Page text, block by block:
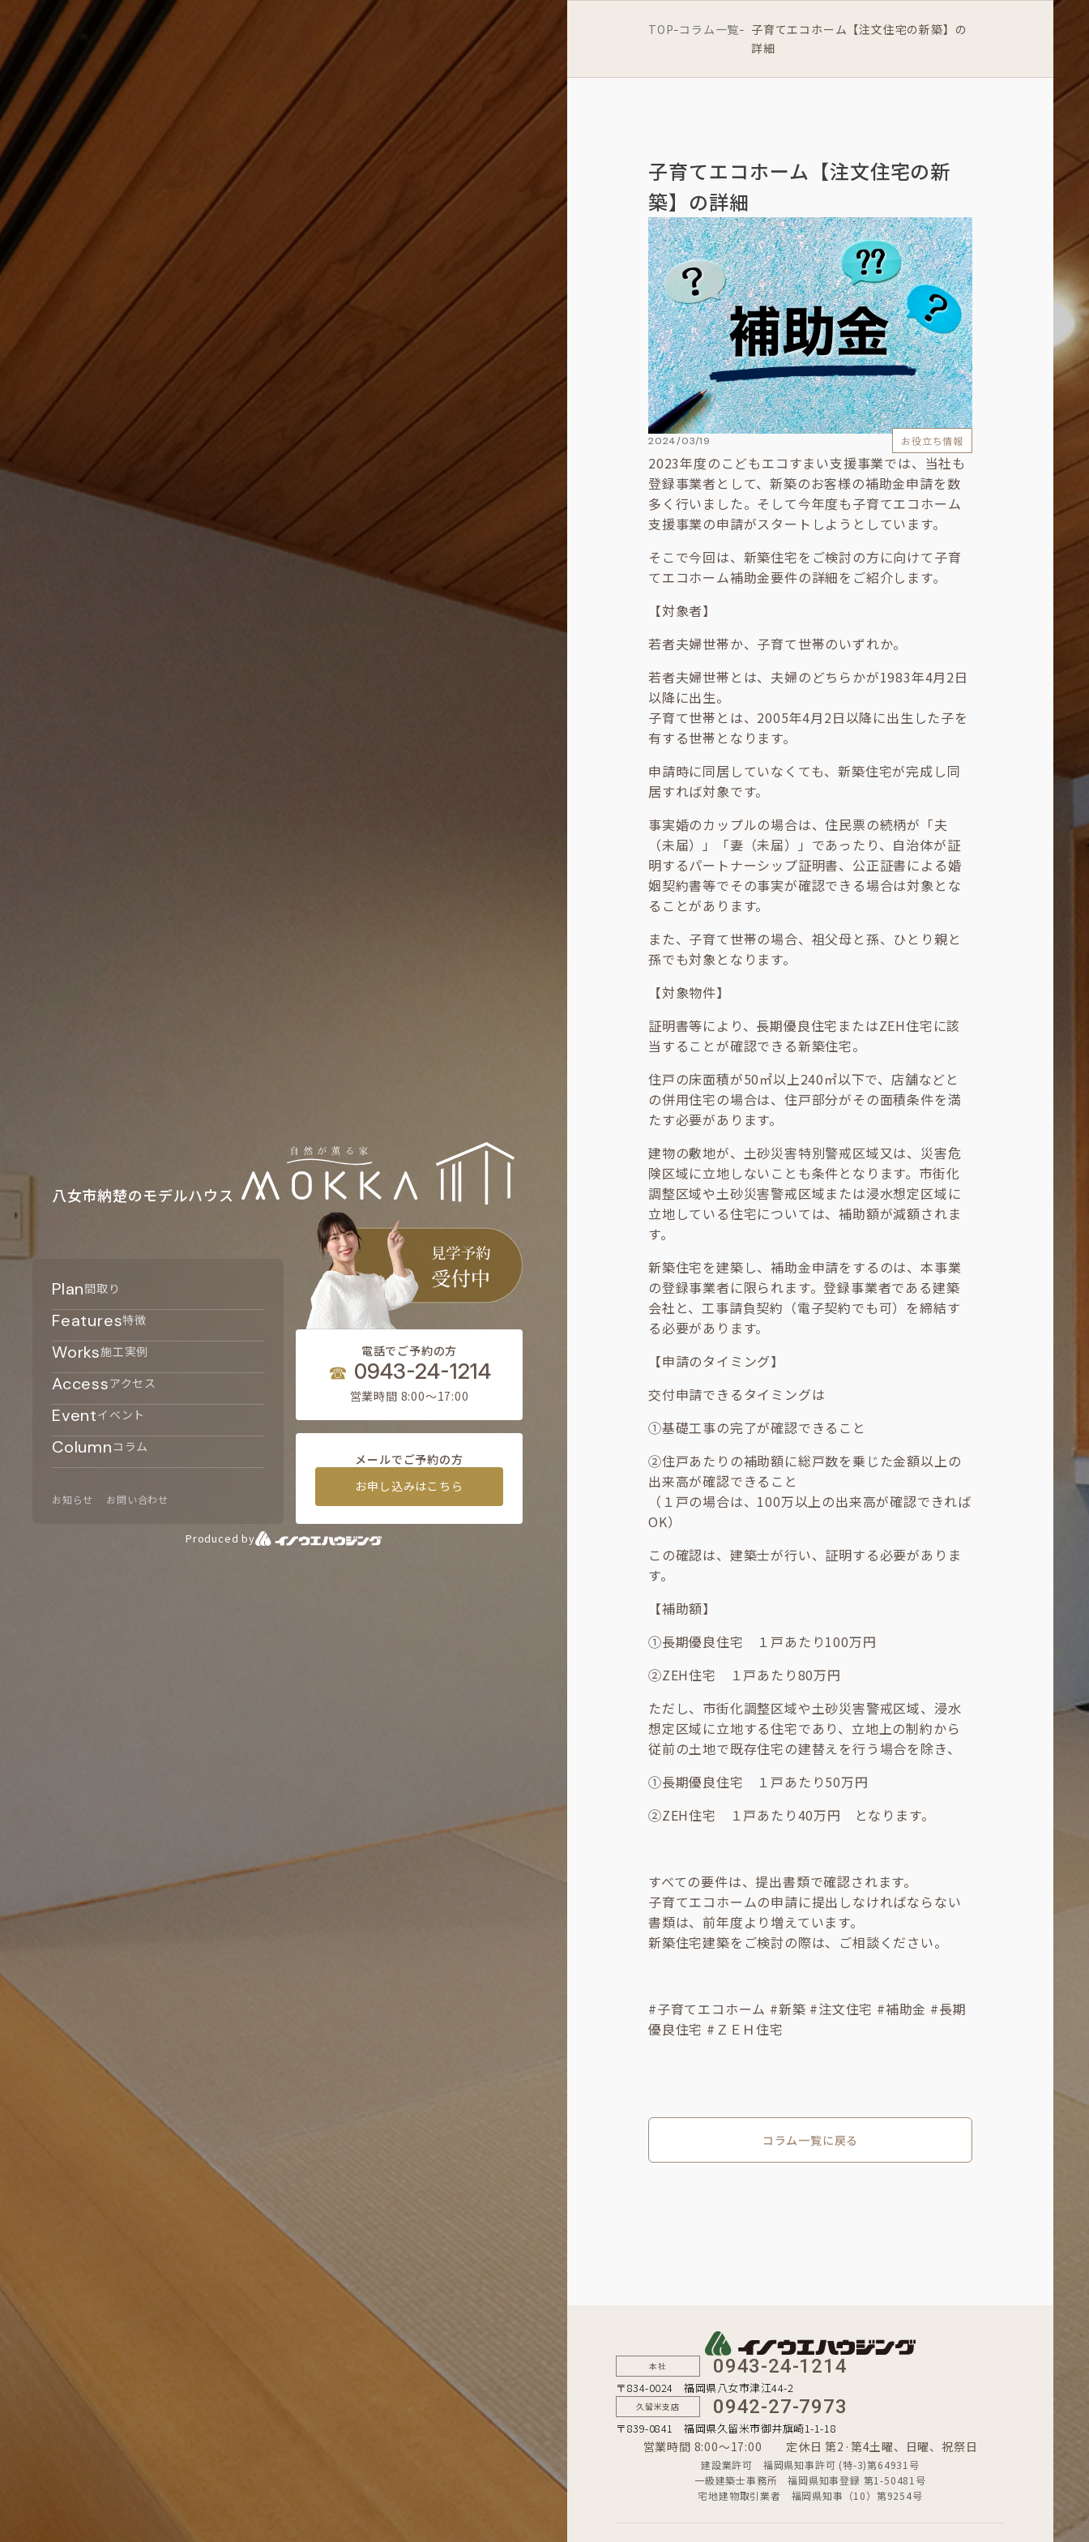
八女市納楚のモデルハウス
Plan間取り
Features特徴
Works施工実例
Accessアクセス
Eventイベント
Column コラム
お知らせ お問い合わせ
電話でご予約の方
0943-24-1214
営業時間 8:00〜17:00
メールでご予約の方
お申し込みはこちら
Produced by
TOP-コラム一覧-
子育てエコホーム【注文住宅の新築】の
詳細
子育てエコホーム【注文住宅の新
築】の詳細
2024/03/19 お役立ち情報
2023年度のこどもエコすまい支援事業では、当社も
登録事業者として、新築のお客様の補助金申請を数
多く行いました。そして今年度も子育てエコホーム
支援事業の申請がスタートしようとしています。
そこで今回は、新築住宅をご検討の方に向けて子育
てエコホーム補助金要件の詳細をご紹介します。
【対象者】
若者夫婦世帯か、子育て世帯のいずれか。
若者夫婦世帯とは、夫婦のどちらかが1983年4月2日
以降に出生。
子育て世帯とは、2005年4月2日以降に出生した子を
有する世帯となります。
申請時に同居していなくても、新築住宅が完成し同
居すれば対象です。
事実婚のカップルの場合は、住民票の続柄が「夫
（未届）」「妻（未届）」であったり、自治体が証
明するパートナーシップ証明書、公正証書による婚
姻契約書等でその事実が確認できる場合は対象とな
ることがあります。
また、子育て世帯の場合、祖父母と孫、ひとり親と
孫でも対象となります。
【対象物件】
証明書等により、長期優良住宅またはZEH住宅に該
当することが確認できる新築住宅。
住戸の床面積が50㎡以上240㎡以下で、店舗などと
の併用住宅の場合は、住戸部分がその面積条件を満
たす必要があります。
建物の敷地が、土砂災害特別警戒区域又は、災害危
険区域に立地しないことも条件となります。市街化
調整区域や土砂災害警戒区域または浸水想定区域に
立地している住宅については、補助額が減額されま
す。
新築住宅を建築し、補助金申請をするのは、本事業
の登録事業者に限られます。登録事業者である建築
会社と、工事請負契約（電子契約でも可）を締結す
る必要があります。
【申請のタイミング】
交付申請できるタイミングは
①基礎工事の完了が確認できること
②住戸あたりの補助額に総戸数を乗じた金額以上の
出来高が確認できること
（１戸の場合は、100万以上の出来高が確認できれば
OK）
この確認は、建築士が行い、証明する必要がありま
す。
【補助額】
①長期優良住宅 １戸あたり100万円
②ZEH住宅 １戸あたり80万円
ただし、市街化調整区域や土砂災害警戒区域、浸水
想定区域に立地する住宅であり、立地上の制約から
従前の土地で既存住宅の建替えを行う場合を除き、
①長期優良住宅 １戸あたり50万円
②ZEH住宅 １戸あたり40万円 となります。
すべての要件は、提出書類で確認されます。
子育てエコホームの申請に提出しなければならない
書類は、前年度より増えています。
新築住宅建築をご検討の際は、ご相談ください。
#子育てエコホーム #新築 #注文住宅 #補助金 #長期
優良住宅 #ＺＥＨ住宅
コラム一覧に戻る
本社 0943-24-1214
〒834-0024 福岡県八女市津江44-2
久留米支店 0942-27-7973
〒839-0841 福岡県久留米市御井旗崎1-1-18
営業時間 8:00〜17:00 定休日 第2·第4土曜、日曜、祝祭日
建設業許可 福岡県知事許可 (特-3)第64931号
一級建築士事務所 福岡県知事登録 第1-50481号
宅地建物取引業者 福岡県知事（10）第9254号